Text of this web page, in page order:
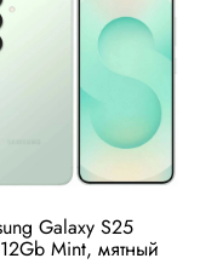
Galaxy S25
Mint, мятный